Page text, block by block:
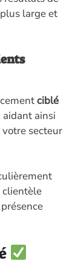
large et
ciblé
aidant ainsi
secteur
clientèle